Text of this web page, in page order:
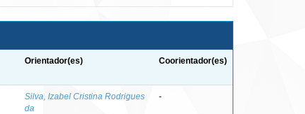
Orientador(es) Coorientador(es)
Silva, Izabel Cristina Rodrigues
da
-